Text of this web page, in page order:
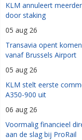
KLM annuleert
door staking
05 aug 26
Transavia opent
vanaf Brussels Airport
05 aug 26
KLM stelt eerste
A350-900 uit
06 aug 26
Voormalig financieel
aan de slag bij ProRail